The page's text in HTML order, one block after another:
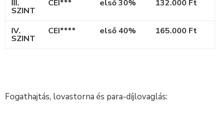
III.
SZINT
CEI*** első 30% 132.000 Ft
IV.
SZINT
CEI**** első 40% 165.000 Ft
Fogathajtás, lovastorna és para-díjlovaglás: